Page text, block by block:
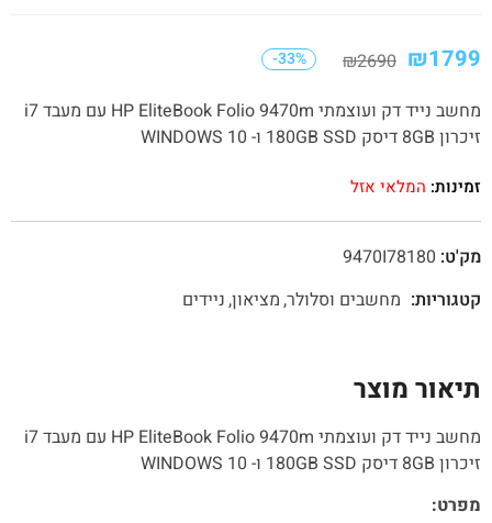
₪1799
₪2690
-33%
מחשב נייד דק ועוצמתי HP EliteBook Folio 9470m עם מעבד i7
זיכרון 8GB דיסק 180GB SSD ו- WINDOWS 10
זמינות: המלאי אזל
מק'ט: 9470I78180
קטגוריות: מחשבים וסלולר מציאון ניידים
תיאור מוצר
מחשב נייד דק ועוצמתי HP EliteBook Folio 9470m עם מעבד i7
זיכרון 8GB דיסק 180GB SSD ו- WINDOWS 10
מפרט: